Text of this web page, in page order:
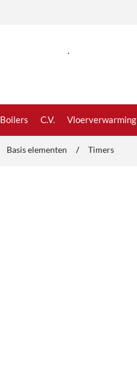
.
Boilers C.V. Vloerverwarming
Basis elementen / Timers